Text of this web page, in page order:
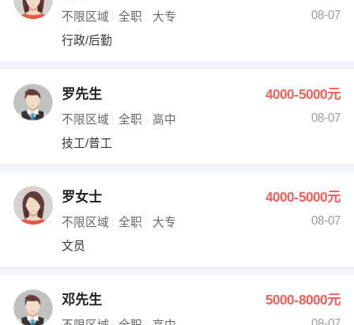
水电/机修
编辑 法律
其他职位
不限区域 全职 大专
08-07
行政/后勤
罗先生 4000-5000元
不限区域 全职 高中
08-07
技工/普工
罗女士 4000-5000元
不限区域 全职 大专
08-07
文员
邓先生 5000-8000元